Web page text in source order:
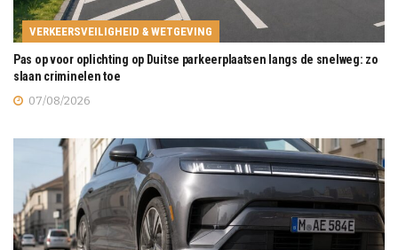
VERKEERSVEILIGHEID & WETGEVING
Pas op voor oplichting op Duitse parkeerplaatsen langs de snelweg: zo
slaan criminelen toe
07/08/2026